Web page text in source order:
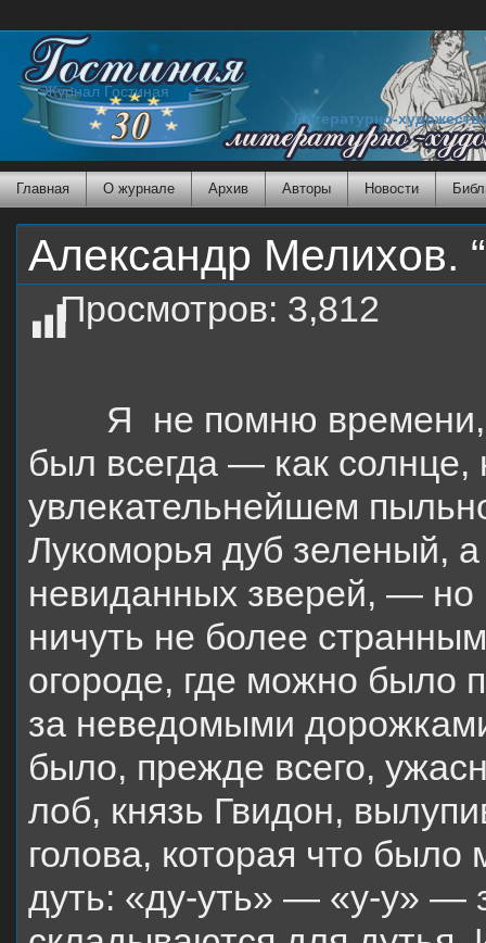
Журнал Гостиная
Литературно-
Главная О журнале Архив Авторы Новости
Александр Мелихов.
Просмотров: 3,812
Я не помню времени,
был всегда — как солнце,
увлекательнейшем
Лукоморья дуб зеленый,
невиданных зверей, — но
ничуть не более
огороде, где можно было
за неведомыми
было, прежде всего,
лоб, князь Гвидон,
голова, которая что было
дуть: «ду-уть» — «у-у» —